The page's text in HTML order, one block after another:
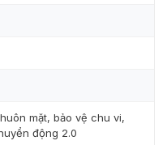
mặt, bảo vệ chu vi,
động 2.0